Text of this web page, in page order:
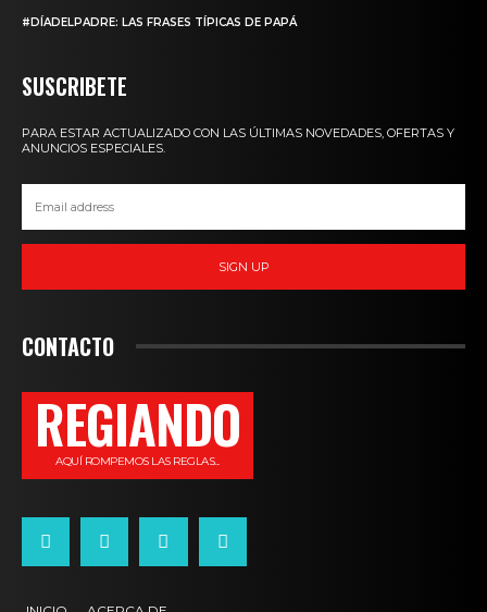
#DÍADELPADRE: LAS FRASES TÍPICAS DE PAPÁ
SUSCRIBETE
PARA ESTAR ACTUALIZADO CON LAS ÚLTIMAS NOVEDADES, OFERTAS Y
ANUNCIOS ESPECIALES.
SIGN UP
CONTACTO
REGIANDO
AQUÍ ROMPEMOS LAS REGLAS...